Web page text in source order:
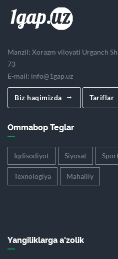
Manzil: Xorazm viloyati Urganch
73
E-mail: info@1gap.uz
Biz haqimizda Tariflar
Ommabop Teglar
Iqdisodiyot Siyosat
Texnologiya Mahalliy
Yangiliklarga a'zolik